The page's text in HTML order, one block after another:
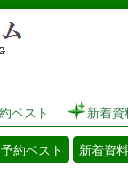
港区立図書館 蔵
ベスト 新着資
約ベスト 新着資料